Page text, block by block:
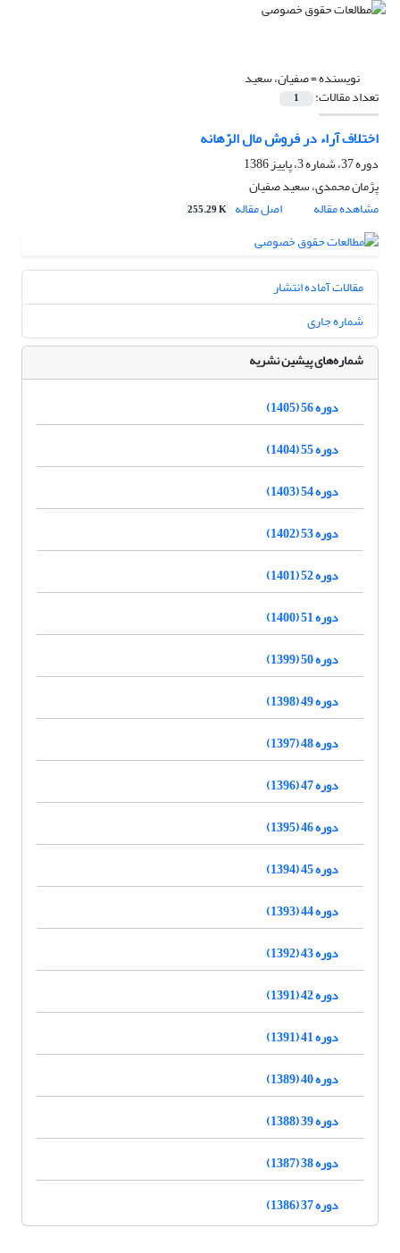
نویسنده =صفیان، سعید
تعداد مقالات: 1
اختلاف آراء در فروش مال الرّهانه
دوره 37، شماره 3، پاییز 1386
پژمان محمدی، سعید صفیان
مشاهده مقاله
اصل مقاله 255.29 K
مقالات آماده انتشار
شماره جاری
شماره‌های پیشین نشریه
دوره 56 (1405)
دوره 55 (1404)
دوره 54 (1403)
دوره 53 (1402)
دوره 52 (1401)
دوره 51 (1400)
دوره 50 (1399)
دوره 49 (1398)
دوره 48 (1397)
دوره 47 (1396)
دوره 46 (1395)
دوره 45 (1394)
دوره 44 (1393)
دوره 43 (1392)
دوره 42 (1391)
دوره 41 (1391)
دوره 40 (1389)
دوره 39 (1388)
دوره 38 (1387)
دوره 37 (1386)